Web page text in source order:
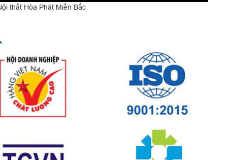
thất Hòa Phát Miền Bắc